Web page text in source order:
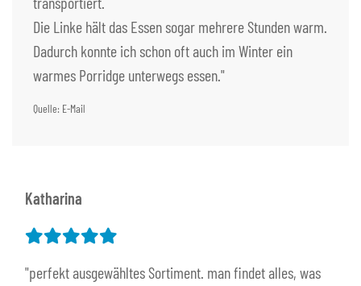
Die Linke hält das Essen sogar mehrere Stunden warm.
Dadurch konnte ich schon oft auch im Winter ein
warmes Porridge unterwegs essen."
Quelle: E-Mail
Katharina
"perfekt ausgewähltes Sortiment. man findet alles, was